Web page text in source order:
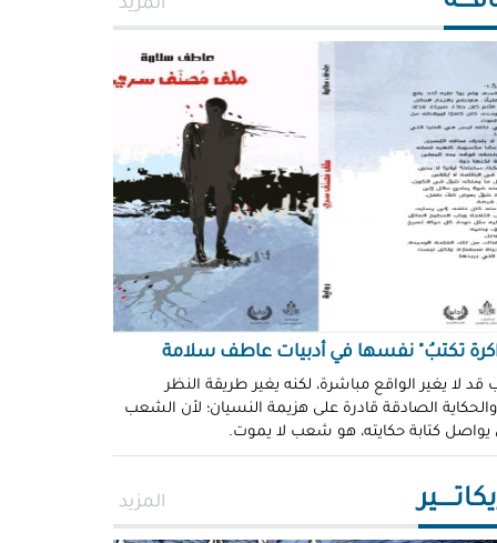
المزيد
تكتبُ" نفسها في أدبيات عاطف سلامة
قد لا يغير الواقع مباشرة، لكنه يغير طريقة النظر
والحكاية الصادقة قادرة على هزيمة النسيان؛ لأن الشعب
يواصل كتابة حكايته، هو شعب لا يموت.
المزيد